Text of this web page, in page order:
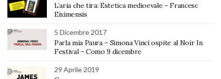
L’aria che tira: Estetica medioevale – Francesc
Eiximensis
5 Dicembre 2017
Parla mia Paura – Simona Vinci ospite al Noir In
Festival – Como 9 dicembre
29 Aprile 2019